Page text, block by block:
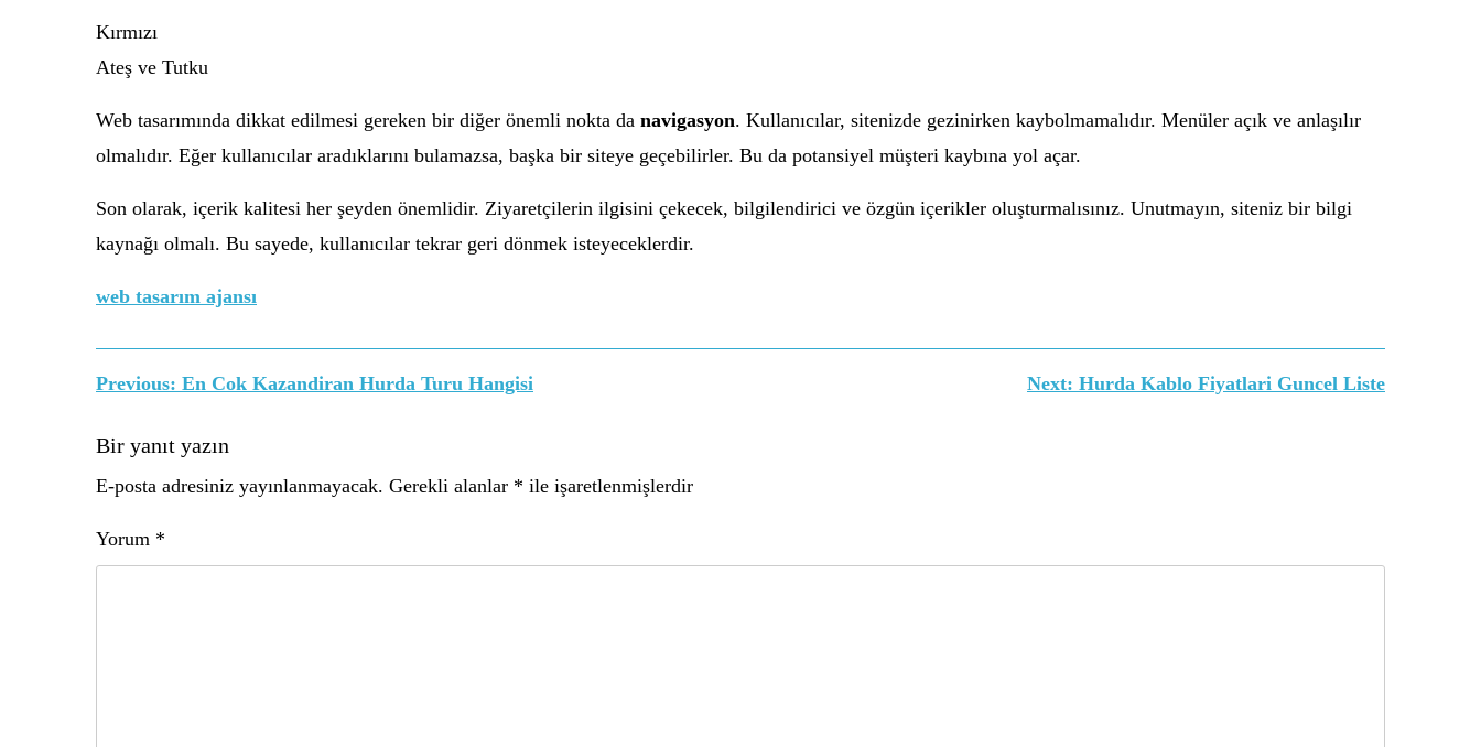
Kırmızı
Ateş ve Tutku
Web tasarımında dikkat edilmesi gereken bir diğer önemli nokta da navigasyon. Kullanıcılar, sitenizde gezinirken kaybolmamalıdır. Menüler açık ve anlaşılır
olmalıdır. Eğer kullanıcılar aradıklarını bulamazsa, başka bir siteye geçebilirler. Bu da potansiyel müşteri kaybına yol açar.
Son olarak, içerik kalitesi her şeyden önemlidir. Ziyaretçilerin ilgisini çekecek, bilgilendirici ve özgün içerikler oluşturmalısınız. Unutmayın, siteniz bir bilgi
kaynağı olmalı. Bu sayede, kullanıcılar tekrar geri dönmek isteyeceklerdir.
web tasarım ajansı
Yazı
gezinmesi
Previous: En Cok Kazandiran Hurda Turu Hangisi Next: Hurda Kablo Fiyatlari Guncel Liste
Bir yanıt yazın
E-posta adresiniz yayınlanmayacak. Gerekli alanlar * ile işaretlenmişlerdir
Yorum *